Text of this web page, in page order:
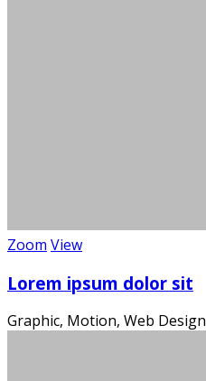
Zoom View
Lorem ipsum dolor sit
Graphic, Motion, Web Design